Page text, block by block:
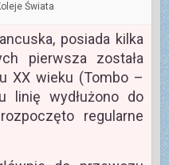
Świata
posiada kilka
pierwsza została
XX wieku (Tombo –
linię wydłużono do
regularne